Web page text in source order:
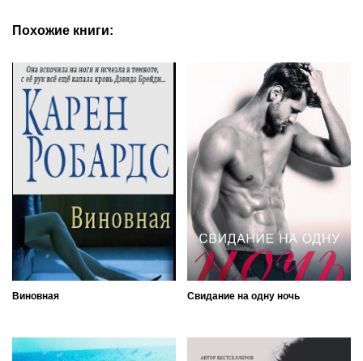
Похожие книги:
Виновная Свидание на одну ночь